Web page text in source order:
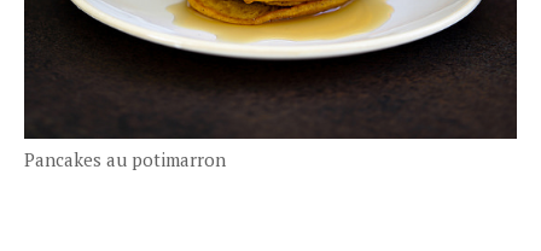
Pancakes au potimarron